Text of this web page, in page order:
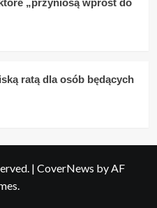
„przyniosą wprost do
ratą dla osób będących
| CoverNews by AF